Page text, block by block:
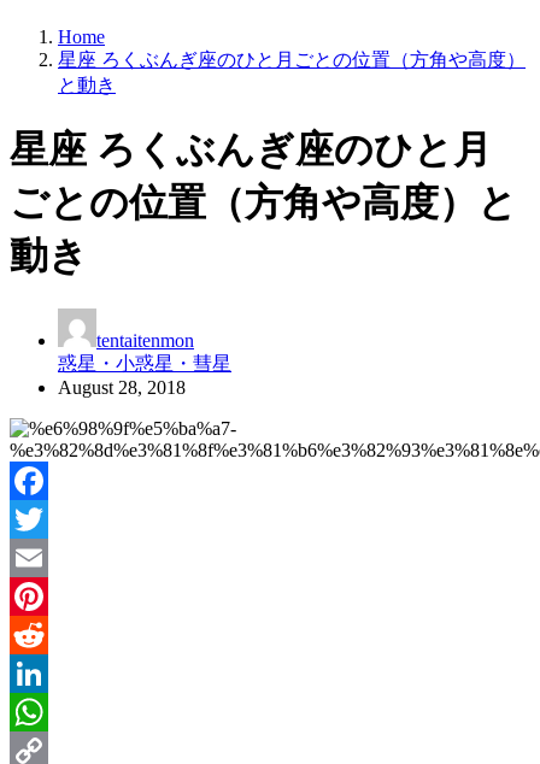
Home
星座 ろくぶんぎ座のひと月ごとの位置（方角や高度）
と動き
星座 ろくぶんぎ座のひと月
ごとの位置（方角や高度）と
動き
tentaitenmon
惑星・小惑星・彗星
August 28, 2018
Facebook
Twitter
Email
Pinterest
Reddit
LinkedIn
WhatsApp